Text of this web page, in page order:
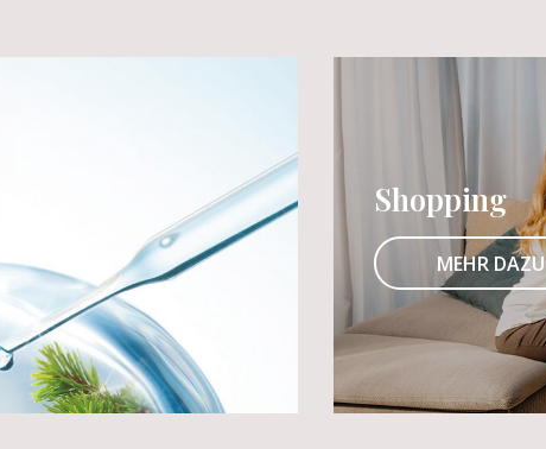
Shopping
MEHR DAZU